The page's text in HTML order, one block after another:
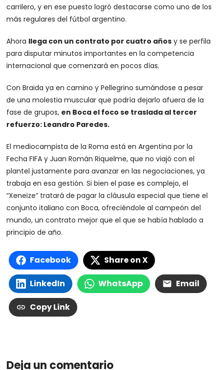
carrilero, y en ese puesto logró destacarse como uno de los
más regulares del fútbol argentino.
Ahora llega con un contrato por cuatro años y se perfila
para disputar minutos importantes en la competencia
internacional que comenzará en pocos días.
Con Braida ya en camino y Pellegrino sumándose a pesar
de una molestia muscular que podría dejarlo afuera de la
fase de grupos, en Boca el foco se traslada al tercer
refuerzo: Leandro Paredes.
El mediocampista de la Roma está en Argentina por la
Fecha FIFA y Juan Román Riquelme, que no viajó con el
plantel justamente para avanzar en las negociaciones, ya
trabaja en esa gestión. Si bien el pase es complejo, el
“Xeneize” tratará de pagar la cláusula especial que tiene el
conjunto italiano con Boca, ofreciéndole al campeón del
mundo, un contrato mejor que el que se había hablado a
principio de año.
Facebook Share on X
LinkedIn WhatsApp Email
Copy Link
Deja un comentario